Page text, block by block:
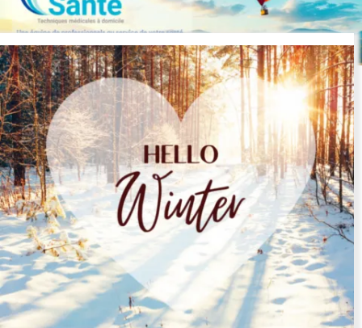
Prestations
Actualités
Contact